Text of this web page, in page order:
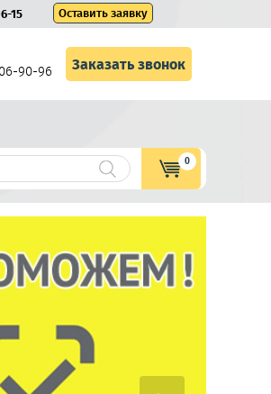
15 Оставить заявку
90-96 Заказать звонок
0